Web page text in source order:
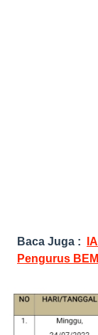
Baca Juga :
Pengurus